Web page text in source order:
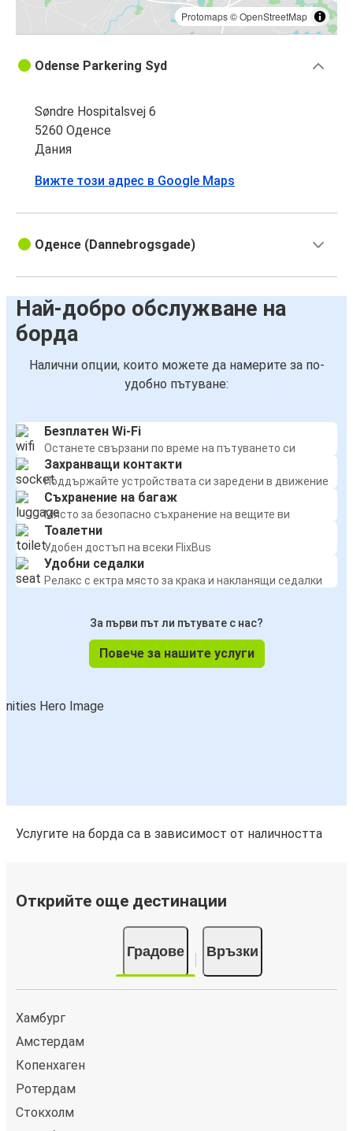
Protomaps©OpenStreetMap
Odense Parkering Syd
Søndre Hospitalsvej 6
5260 Оденсе
Дания
Вижте този адрес в Google Maps
Оденсе (Dannebrogsgade)
Най-добро обслужване на
борда
Налични опции, които можете да намерите за по-
удобно пътуване:
Безплатен Wi-Fi
Останете свързани по време на пътуването си
Захранващи контакти
Поддържайте устройствата си заредени в движение
Съхранение на багаж
Място за безопасно съхранение на вещите ви
Тоалетни
Удобен достъп на всеки FlixBus
Удобни седалки
Релакс с ектра място за крака и накланящи седалки
За първи път ли пътувате с нас?
Повече за нашите услуги
Услугите на борда са в зависимост от наличността
Открийте още дестинации
Градове Връзки
Хамбург
Амстердам
Копенхаген
Ротердам
Стокхолм